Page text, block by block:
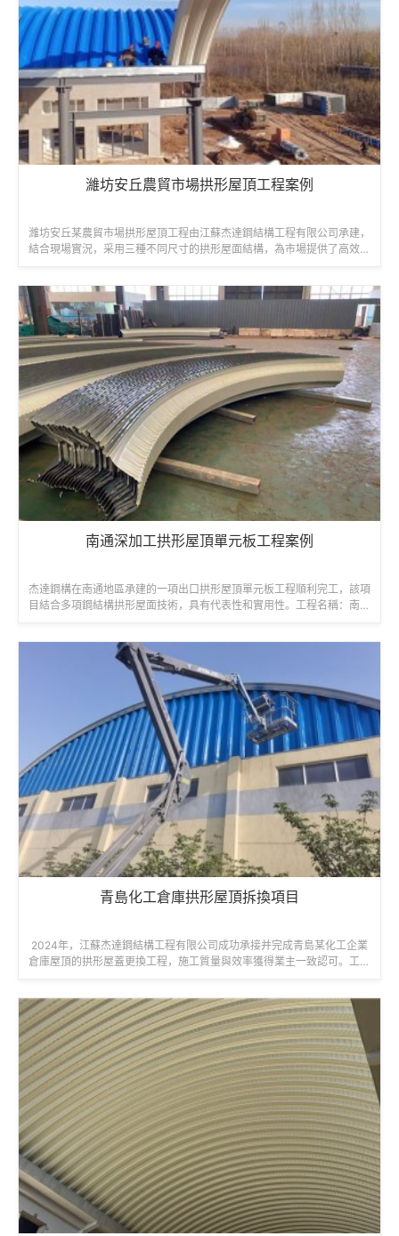
濰坊安丘農貿市場拱形屋頂工程案例
濰坊安丘某農貿市場拱形屋頂工程由江蘇杰達鋼結構工程有限公司承建，
結合現場實況，采用三種不同尺寸的拱形屋面結構，為市場提供了高效、
南通深加工拱形屋頂單元板工程案例
杰達鋼構在南通地區承建的一項出口拱形屋頂單元板工程順利完工，該項
目結合多項鋼結構拱形屋面技術，具有代表性和實用性。工程名稱：南通
青島化工倉庫拱形屋頂拆換項目
2024年，江蘇杰達鋼結構工程有限公司成功承接并完成青島某化工企業
倉庫屋頂的拱形屋蓋更換工程，施工質量與效率獲得業主一致認可。工程